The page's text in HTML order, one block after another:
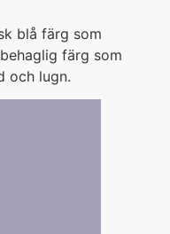
blå färg som
färg som
och lugn.